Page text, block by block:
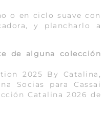
o en ciclo suave con
y plancharlo a
de alguna colección
2025 By Catalina,
Socias para Cassai
Catalina 2026 de